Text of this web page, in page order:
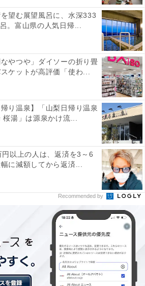
望む展望風呂に、水深333
。富山県の人気日帰...
なやつや」ダイソーの折り畳
ケットが高評価「使わ...
帰り温泉】「山梨日帰り温泉
桜湯」は源泉かけ流...
以上の人は、返済を3～6
に減額してから返済...
Recommended by